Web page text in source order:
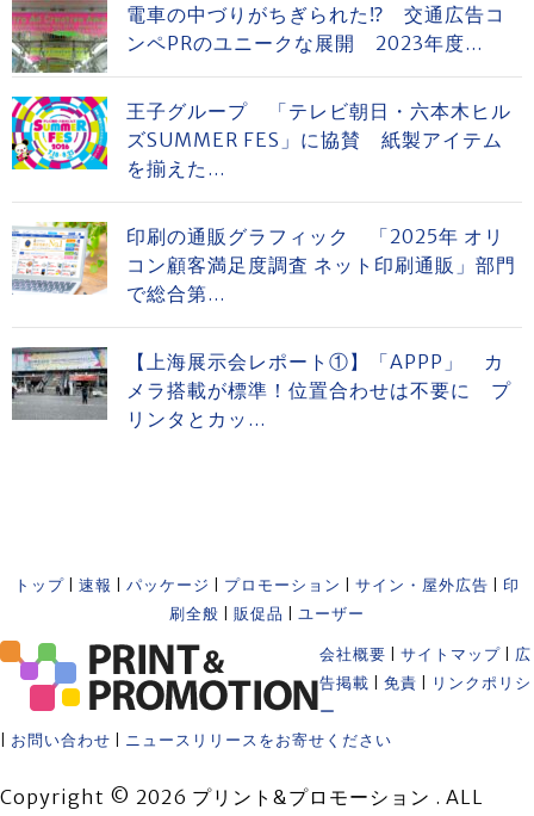
電車の中づりがちぎられた⁉ 交通広告コ
ンペPRのユニークな展開 2023年度...
王子グループ 「テレビ朝日・六本木ヒル
ズSUMMER FES」に協賛 紙製アイテム
を揃えた...
印刷の通販グラフィック 「2025年 オリ
コン顧客満足度調査 ネット印刷通販」部門
で総合第...
【上海展示会レポート①】「APPP」 カ
メラ搭載が標準！位置合わせは不要に プ
リンタとカッ...
トップ 速報 パッケージ プロモーション サイン・屋外広告
印
刷全般
販促品 ユーザー
会社概要 サイトマップ
広
告掲載
免責
リンクポリシ
ー
お問い合わせ ニュースリリースをお寄せください
Copyright © 2026 プリント&プロモーション . ALL